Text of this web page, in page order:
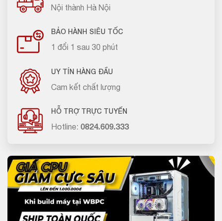
Nội thành Hà Nội
BẢO HÀNH SIÊU TỐC
1 đổi 1 sau 30 phút
UY TÍN HÀNG ĐẦU
Cam kết chất lượng
HỖ TRỢ TRỰC TUYẾN
Hotline: 0824.609.333